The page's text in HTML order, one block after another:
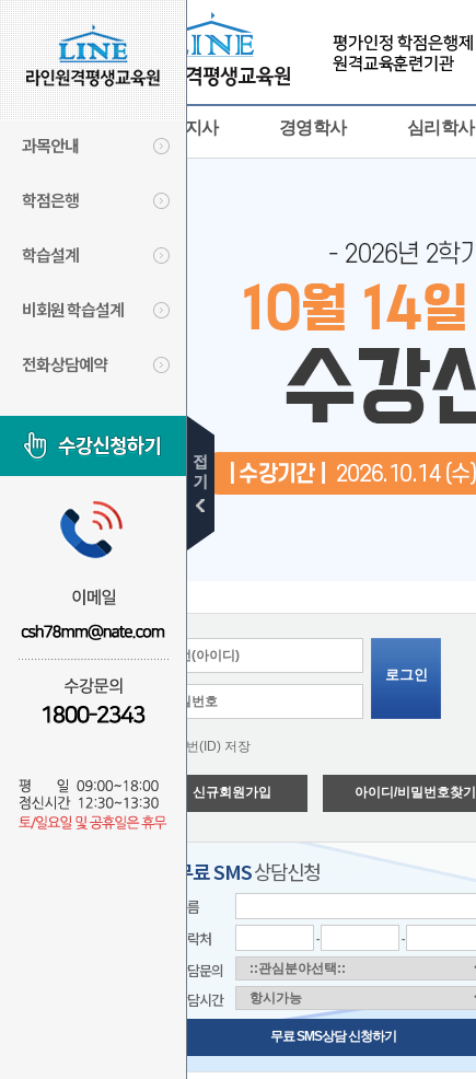
과목안내
학점은행
학습설계
비회원 학습설계
전화상담예약
사회복지사 경영학사 심리학사
로그인
학번(ID) 저장
신규회원가입 아이디/비밀번호찾기
무료 SMS상담신청
이름
연락처
- -
상담문의
상담시간
무료 SMS상담 신청하기